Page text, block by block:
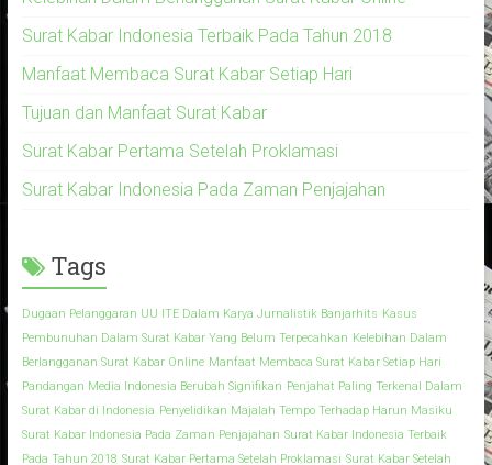
Surat Kabar Indonesia Terbaik Pada Tahun 2018
Manfaat Membaca Surat Kabar Setiap Hari
Tujuan dan Manfaat Surat Kabar
Surat Kabar Pertama Setelah Proklamasi
Surat Kabar Indonesia Pada Zaman Penjajahan
Tags
Dugaan Pelanggaran UU ITE Dalam Karya Jurnalistik Banjarhits Kasus
Pembunuhan Dalam Surat Kabar Yang Belum Terpecahkan Kelebihan Dalam
Berlangganan Surat Kabar Online Manfaat Membaca Surat Kabar Setiap Hari
Pandangan Media Indonesia Berubah Signifikan Penjahat Paling Terkenal Dalam
Surat Kabar di Indonesia Penyelidikan Majalah Tempo Terhadap Harun Masiku
Surat Kabar Indonesia Pada Zaman Penjajahan Surat Kabar Indonesia Terbaik
Pada Tahun 2018 Surat Kabar Pertama Setelah Proklamasi Surat Kabar Setelah